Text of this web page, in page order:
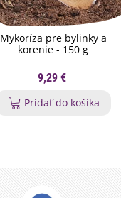
Mykoríza pre bylinky a
korenie - 150 g
9,29 €
Pridať do košíka